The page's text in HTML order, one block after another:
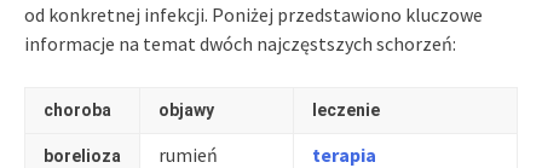
od konkretnej infekcji. Poniżej przedstawiono kluczowe
informacje na temat dwóch najczęstszych schorzeń:
choroba objawy leczenie
borelioza
rumień
terapia